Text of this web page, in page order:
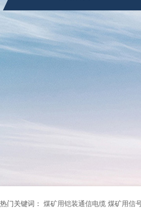
热门关键词： 煤矿用铠装通信电缆 煤矿用信号电缆 煤矿用通信电缆 矿用阻燃通信电缆 矿用监控电缆 矿用通信电缆 橡套软电缆YZ-